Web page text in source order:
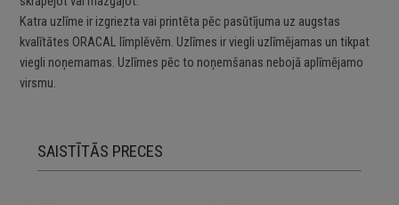
Katra uzlīme ir izgriezta vai printēta pēc pasūtījuma uz augstas
kvalītātes ORACAL līmplēvēm. Uzlīmes ir viegli uzlīmējamas un tikpat
viegli noņemamas. Uzlīmes pēc to noņemšanas nebojā aplīmējamo
virsmu.
SAISTĪTĀS PRECES